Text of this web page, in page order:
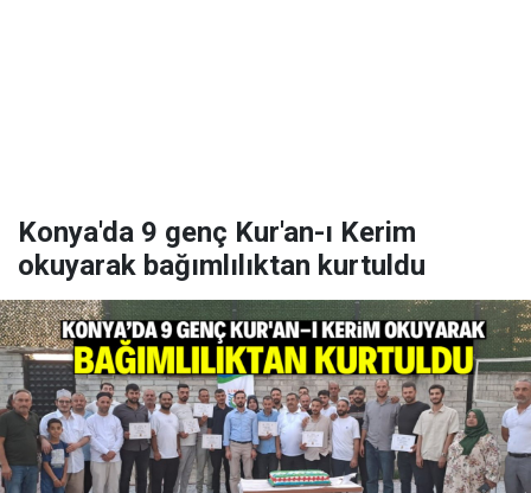
Konya'da 9 genç Kur'an-ı Kerim
okuyarak bağımlılıktan kurtuldu